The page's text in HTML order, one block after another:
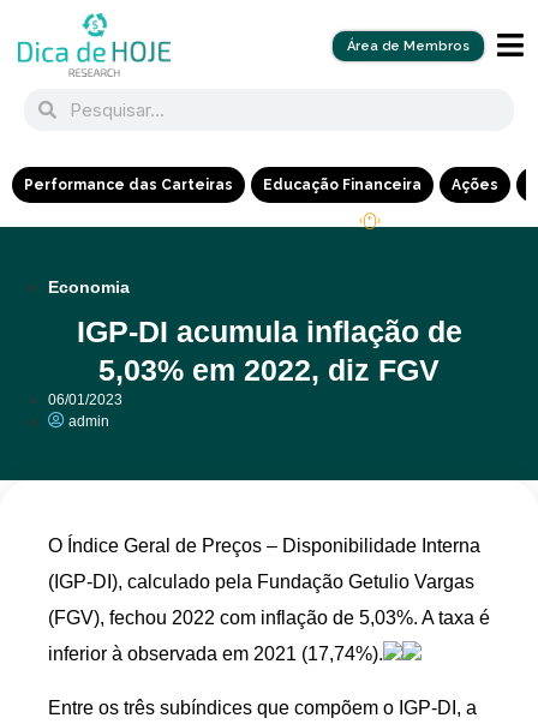
Área de Membros
Performance das Carteiras Educação Financeira Ações
Economia
IGP-DI acumula inflação de
5,03% em 2022, diz FGV
06/01/2023
admin
O Índice Geral de Preços – Disponibilidade Interna
(IGP-DI), calculado pela Fundação Getulio Vargas
(FGV), fechou 2022 com inflação de 5,03%. A taxa é
inferior à observada em 2021 (17,74%).
Entre os três subíndices que compõem o IGP-DI, a